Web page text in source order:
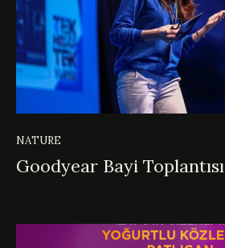
NATURE
Goodyear Bayi Toplantısı